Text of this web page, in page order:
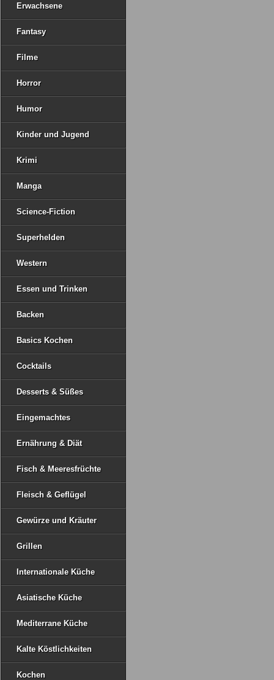
Erwachsene
Fantasy
Filme
Horror
Humor
Kinder und Jugend
Krimi
Manga
Science-Fiction
Superhelden
Western
Essen und Trinken
Backen
Basics Kochen
Cocktails
Desserts & Süßes
Eingemachtes
Ernährung & Diät
Fisch & Meeresfrüchte
Fleisch & Geflügel
Gewürze und Kräuter
Grillen
Internationale Küche
Asiatische Küche
Mediterrane Küche
Kalte Köstlichkeiten
Kochen